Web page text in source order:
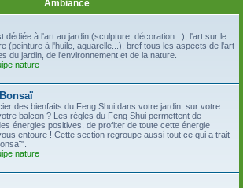
Ambiance
dédiée à l'art au jardin (sculpture, décoration...), l'art sur le
(peinture à l'huile, aquarelle...), bref tous les aspects de l'art
du jardin, de l'environnement et de la nature.
nature
des bienfaits du Feng Shui dans votre jardin, sur votre
balcon ? Les règles du Feng Shui permettent de
énergies positives, de profiter de toute cette énergie
entoure ! Cette section regroupe aussi tout ce qui a trait
nature